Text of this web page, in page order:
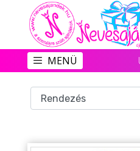
Viszonteladóknak
Újdonságok
Grill Party Kellékek ❤️
Összes Ajándék Kategória ⭐
MENÜ